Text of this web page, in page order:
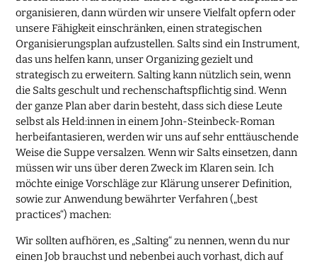
organisieren, dann würden wir unsere Vielfalt opfern oder
unsere Fähigkeit einschränken, einen strategischen
Organisierungsplan aufzustellen. Salts sind ein Instrument,
das uns helfen kann, unser Organizing gezielt und
strategisch zu erweitern. Salting kann nützlich sein, wenn
die Salts geschult und rechenschaftspflichtig sind. Wenn
der ganze Plan aber darin besteht, dass sich diese Leute
selbst als Held:innen in einem John-Steinbeck-Roman
herbeifantasieren, werden wir uns auf sehr enttäuschende
Weise die Suppe versalzen. Wenn wir Salts einsetzen, dann
müssen wir uns über deren Zweck im Klaren sein. Ich
möchte einige Vorschläge zur Klärung unserer Definition,
sowie zur Anwendung bewährter Verfahren („best
practices“) machen:
Wir sollten aufhören, es „Salting“ zu nennen, wenn du nur
einen Job brauchst und nebenbei auch vorhast, dich auf